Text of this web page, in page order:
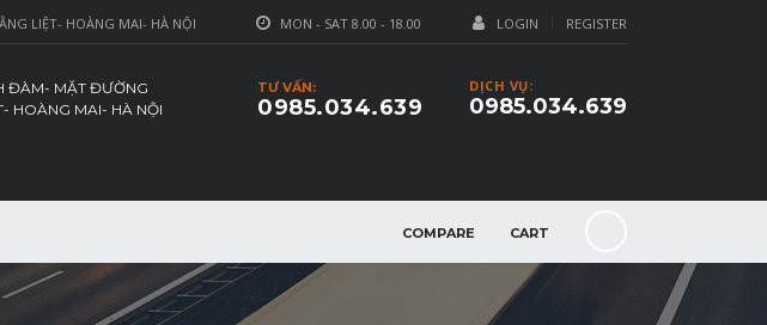
LOGIN REGISTER
MON - SAT 8.00 - 18.00
LIỆT- HOÀNG MAI- HÀ NỘI
DỊCH VỤ:
0985.034.639
TƯ VẤN:
0985.034.639
ĐÀM- MẶT ĐƯỜNG
HOÀNG MAI- HÀ NỘI
COMPARE CART